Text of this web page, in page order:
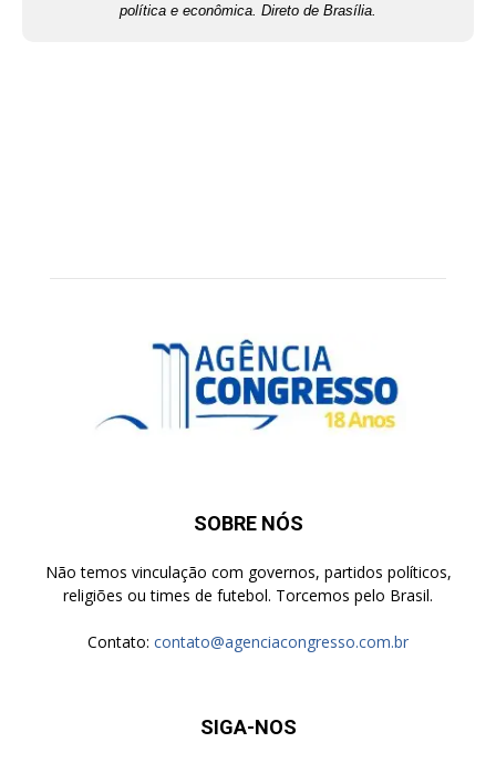
política e econômica. Direto de Brasília.
SOBRE NÓS
Não temos vinculação com governos, partidos políticos,
religiões ou times de futebol. Torcemos pelo Brasil.
Contato: contato@agenciacongresso.com.br
SIGA-NOS